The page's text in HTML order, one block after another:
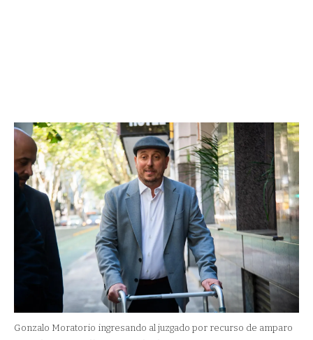
Gonzalo Moratorio ingresando al juzgado por recurso de amparo